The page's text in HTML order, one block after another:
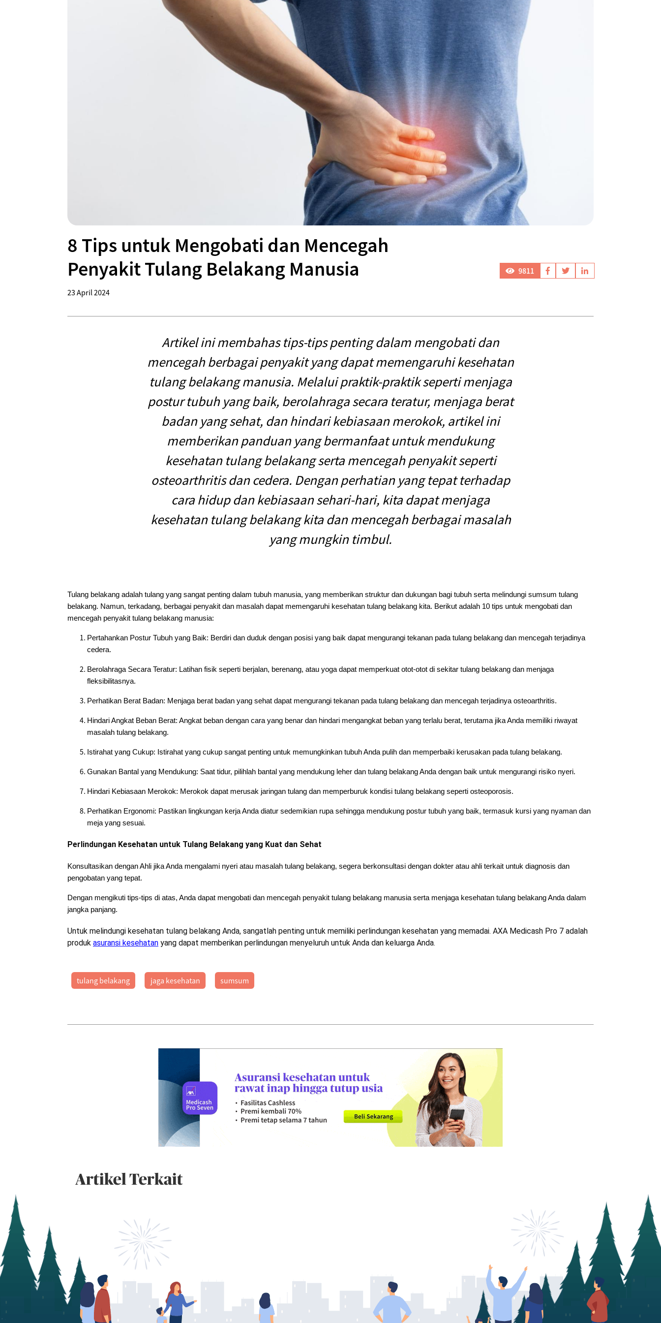
8 Tips untuk Mengobati dan Mencegah
Penyakit Tulang Belakang Manusia
23 April 2024
9811
Artikel ini membahas tips-tips penting dalam mengobati dan
mencegah berbagai penyakit yang dapat memengaruhi kesehatan
tulang belakang manusia. Melalui praktik-praktik seperti menjaga
postur tubuh yang baik, berolahraga secara teratur, menjaga berat
badan yang sehat, dan hindari kebiasaan merokok, artikel ini
memberikan panduan yang bermanfaat untuk mendukung
kesehatan tulang belakang serta mencegah penyakit seperti
osteoarthritis dan cedera. Dengan perhatian yang tepat terhadap
cara hidup dan kebiasaan sehari-hari, kita dapat menjaga
kesehatan tulang belakang kita dan mencegah berbagai masalah
yang mungkin timbul.
Tulang belakang adalah tulang yang sangat penting dalam tubuh manusia, yang memberikan struktur dan dukungan bagi tubuh serta melindungi sumsum tulang
belakang. Namun, terkadang, berbagai penyakit dan masalah dapat memengaruhi kesehatan tulang belakang kita. Berikut adalah 10 tips untuk mengobati dan
mencegah penyakit tulang belakang manusia:
Pertahankan Postur Tubuh yang Baik: Berdiri dan duduk dengan posisi yang baik dapat mengurangi tekanan pada tulang belakang dan mencegah terjadinya
cedera.
Berolahraga Secara Teratur: Latihan fisik seperti berjalan, berenang, atau yoga dapat memperkuat otot-otot di sekitar tulang belakang dan menjaga
fleksibilitasnya.
Perhatikan Berat Badan: Menjaga berat badan yang sehat dapat mengurangi tekanan pada tulang belakang dan mencegah terjadinya osteoarthritis.
Hindari Angkat Beban Berat: Angkat beban dengan cara yang benar dan hindari mengangkat beban yang terlalu berat, terutama jika Anda memiliki riwayat
masalah tulang belakang.
Istirahat yang Cukup: Istirahat yang cukup sangat penting untuk memungkinkan tubuh Anda pulih dan memperbaiki kerusakan pada tulang belakang.
Gunakan Bantal yang Mendukung: Saat tidur, pilihlah bantal yang mendukung leher dan tulang belakang Anda dengan baik untuk mengurangi risiko nyeri.
Hindari Kebiasaan Merokok: Merokok dapat merusak jaringan tulang dan memperburuk kondisi tulang belakang seperti osteoporosis.
Perhatikan Ergonomi: Pastikan lingkungan kerja Anda diatur sedemikian rupa sehingga mendukung postur tubuh yang baik, termasuk kursi yang nyaman dan
meja yang sesuai.
Perlindungan Kesehatan untuk Tulang Belakang yang Kuat dan Sehat
Konsultasikan dengan Ahli jika Anda mengalami nyeri atau masalah tulang belakang, segera berkonsultasi dengan dokter atau ahli terkait untuk diagnosis dan
pengobatan yang tepat.
Dengan mengikuti tips-tips di atas, Anda dapat mengobati dan mencegah penyakit tulang belakang manusia serta menjaga kesehatan tulang belakang Anda dalam
jangka panjang.
Untuk melindungi kesehatan tulang belakang Anda, sangatlah penting untuk memiliki perlindungan kesehatan yang memadai. AXA Medicash Pro 7 adalah
produk asuransi kesehatan yang dapat memberikan perlindungan menyeluruh untuk Anda dan keluarga Anda.
tulang belakang jaga kesehatan sumsum
Artikel Terkait